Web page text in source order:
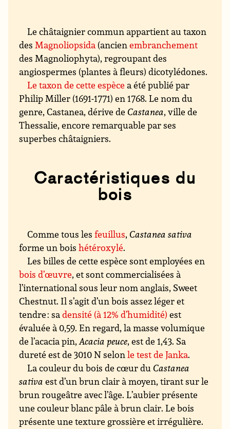
Le châtaignier commun appartient au taxon
des Magnoliopsida (ancienembranchement
des Magnoliophyta), regroupant des
angiospermes (plantes à fleurs) dicotylédones.
Le taxon de cette espèce a été publié par
Philip Miller (1691-1771) en 1768. Le nom du
genre, Castanea, dérive de Castanea, ville de
Thessalie, encore remarquable par ses
superbes châtaigniers.
Caractéristiques du
bois
Comme tous lesfeuillus, Castanea sativa
forme un boishétéroxylé.
Les billes de cette espèce sont employées en
bois d’œuvre, et sont commercialisées à
l’international sous leur nom anglais, Sweet
Chestnut. Il s’agit d’un bois assez léger et
tendre : sadensité (à 12% d’humidité) est
évaluée à 0,59. En regard, la masse volumique
de l’acacia pin, Acacia peuce, est de 1,43. Sa
dureté est de 3010 N selonle test de Janka.
La couleur du bois de cœur du Castanea
sativa est d’un brun clair à moyen, tirant sur le
brun rougeâtre avec l’âge. L’aubier présente
une couleur blanc pâle à brun clair. Le bois
présente une texture grossière et irrégulière.